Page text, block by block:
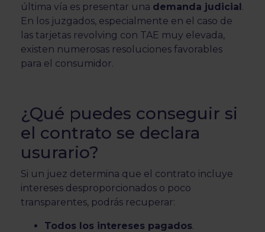
última vía es presentar una demanda judicial.
En los juzgados, especialmente en el caso de
las tarjetas revolving con TAE muy elevada,
existen numerosas resoluciones favorables
para el consumidor.
¿Qué puedes conseguir si
el contrato se declara
usurario?
Si un juez determina que el contrato incluye
intereses desproporcionados o poco
transparentes, podrás recuperar:
Todos los intereses pagados.